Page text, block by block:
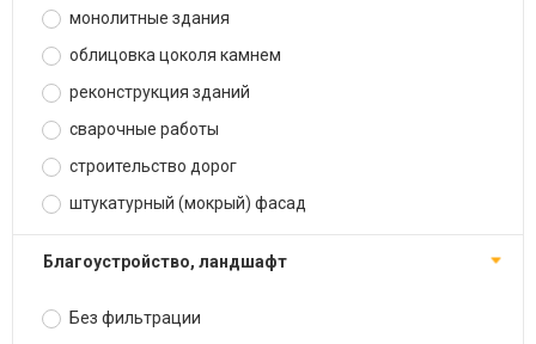
монолитные здания
облицовка цоколя камнем
реконструкция зданий
сварочные работы
строительство дорог
штукатурный (мокрый) фасад
благоустройство, ландшафт
Без фильтрации